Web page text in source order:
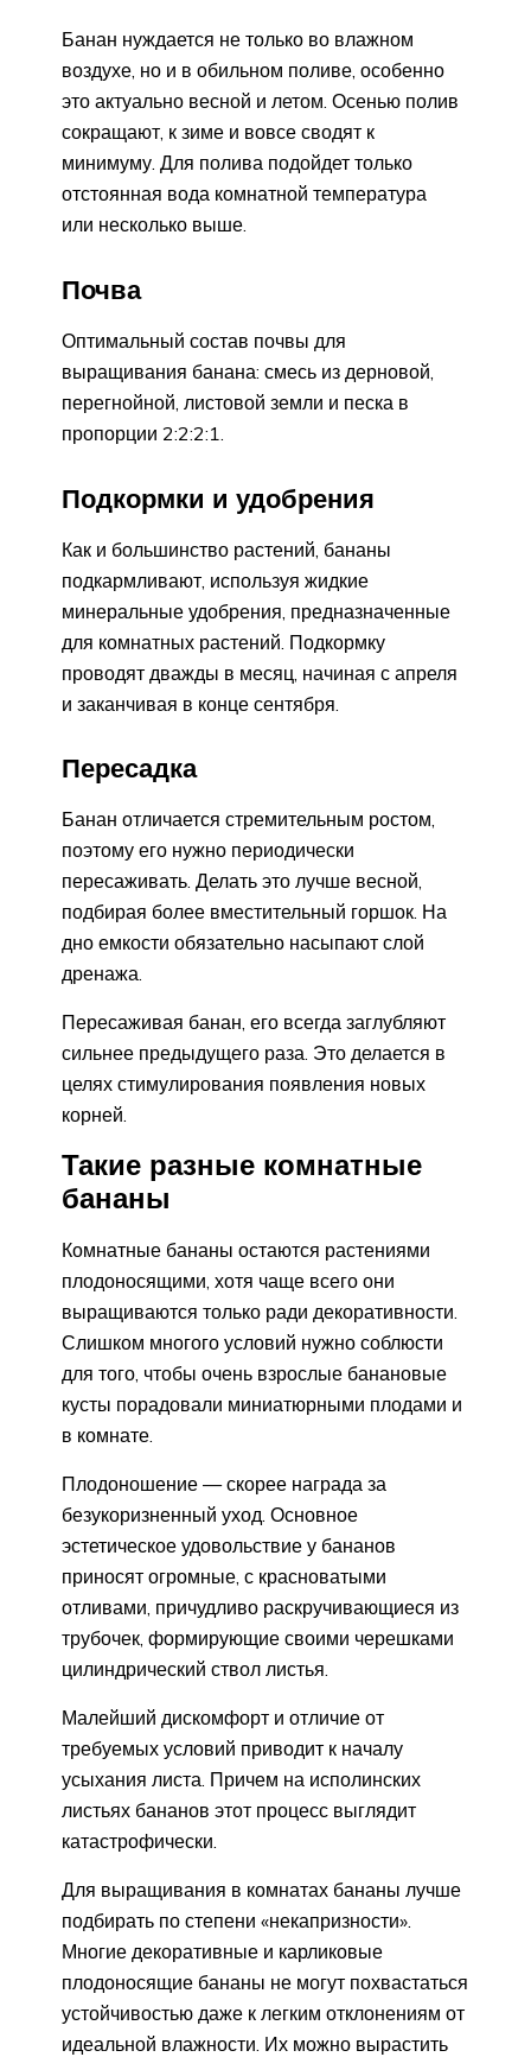
Банан нуждается не только во влажном
воздухе, но и в обильном поливе, особенно
это актуально весной и летом. Осенью полив
сокращают, к зиме и вовсе сводят к
минимуму. Для полива подойдет только
отстоянная вода комнатной температура
или несколько выше.
Почва
Оптимальный состав почвы для
выращивания банана: смесь из дерновой,
перегнойной, листовой земли и песка в
пропорции 2:2:2:1.
Подкормки и удобрения
Как и большинство растений, бананы
подкармливают, используя жидкие
минеральные удобрения, предназначенные
для комнатных растений. Подкормку
проводят дважды в месяц, начиная с апреля
и заканчивая в конце сентября.
Пересадка
Банан отличается стремительным ростом,
поэтому его нужно периодически
пересаживать. Делать это лучше весной,
подбирая более вместительный горшок. На
дно емкости обязательно насыпают слой
дренажа.
Пересаживая банан, его всегда заглубляют
сильнее предыдущего раза. Это делается в
целях стимулирования появления новых
корней.
Такие разные комнатные
бананы
Комнатные бананы остаются растениями
плодоносящими, хотя чаще всего они
выращиваются только ради декоративности.
Слишком многого условий нужно соблюсти
для того, чтобы очень взрослые банановые
кусты порадовали миниатюрными плодами и
в комнате.
Плодоношение — скорее награда за
безукоризненный уход. Основное
эстетическое удовольствие у бананов
приносят огромные, с красноватыми
отливами, причудливо раскручивающиеся из
трубочек, формирующие своими черешками
цилиндрический ствол листья.
Малейший дискомфорт и отличие от
требуемых условий приводит к началу
усыхания листа. Причем на исполинских
листьях бананов этот процесс выглядит
катастрофически.
Для выращивания в комнатах бананы лучше
подбирать по степени «некапризности».
Многие декоративные и карликовые
плодоносящие бананы не могут похвастаться
устойчивостью даже к легким отклонениям от
идеальной влажности. Их можно вырастить